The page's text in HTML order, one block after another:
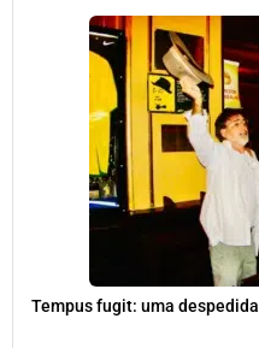
Tempus fugit: uma